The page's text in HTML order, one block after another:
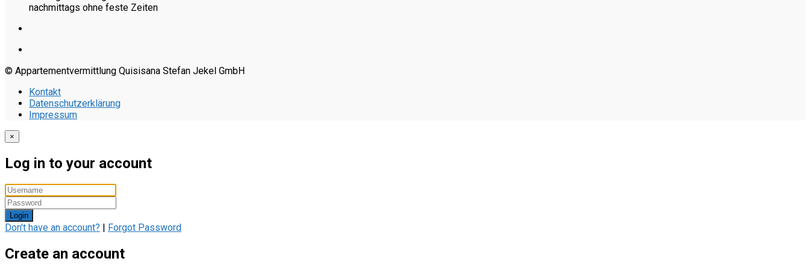
nachmittags ohne feste Zeiten
© Appartementvermittlung Quisisana Stefan Jekel GmbH
Kontakt
Datenschutzerklärung
Impressum
×
Log in to your account
Login
Don't have an account? | Forgot Password
Create an account